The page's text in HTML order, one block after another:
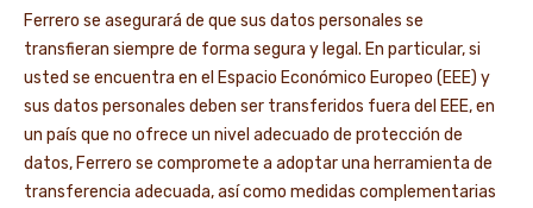
Ferrero se asegurará de que sus datos personales se
transfieran siempre de forma segura y legal. En particular, si
usted se encuentra en el Espacio Económico Europeo (EEE) y
sus datos personales deben ser transferidos fuera del EEE, en
un país que no ofrece un nivel adecuado de protección de
datos, Ferrero se compromete a adoptar una herramienta de
transferencia adecuada, así como medidas complementarias